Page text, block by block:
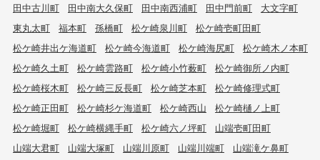
田中古川町
田中南大久保町 田中南西浦町 田中門前町
大文字町
東丸太町
福本町 孫橋町 松ケ崎泉川町
松ケ崎壱町田町
松ケ崎井出ケ海道町
松ケ崎今海道町 松ケ崎海尻町
松ケ崎木ノ本町
松ケ崎久土町
松ケ崎雲路町 松ケ崎小竹薮町
松ケ崎御所ノ内町
松ケ崎桜木町
松ケ崎三反長町 松ケ崎芝本町
松ケ崎修理式町
松ケ崎正田町
松ケ崎杉ケ海道町 松ケ崎西山
松ケ崎樋ノ上町
松ケ崎堀町
松ケ崎横縄手町 松ケ崎六ノ坪町
山端壱町田町
山端大君町
山端大塚町 山端川原町 山端川端町
山端滝ケ鼻町